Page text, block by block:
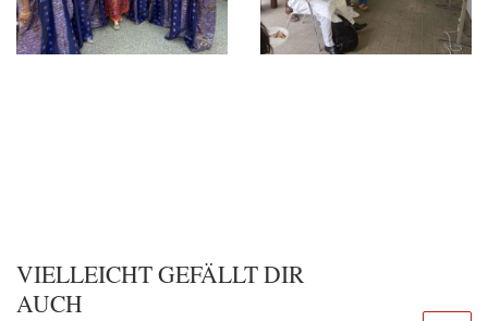
VIELLEICHT GEFÄLLT DIR
AUCH